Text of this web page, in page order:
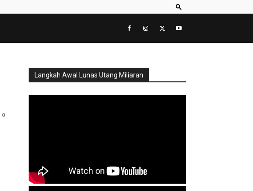
0
Langkah Awal Lunas Utang Miliaran